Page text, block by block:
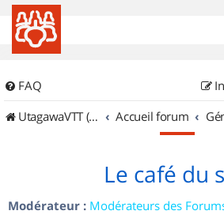
FAQ
UtagawaVTT (Randos VTT et VTTAE avec traces GPS)
Accueil forum
Le café du
Modérateur : Modérateurs des